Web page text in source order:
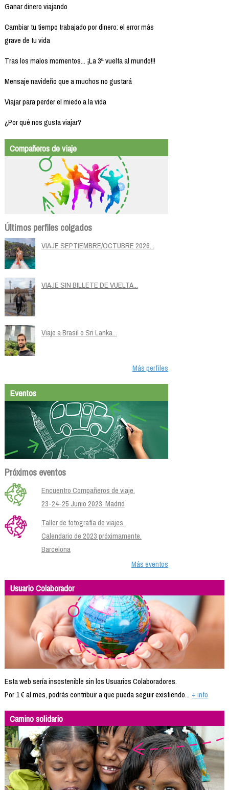
Ganar dinero viajando
Cambiar tu tiempo trabajado por dinero: el error más
grave de tu vida
Tras los malos momentos... ¡La 3ª vuelta al mundo!!!
Mensaje navideño que a muchos no gustará
Viajar para perder el miedo a la vida
¿Por qué nos gusta viajar?
Compañeros de viaje
Últimos perfiles colgados
VIAJE SEPTIEMBRE/OCTUBRE 2026...
VIAJE SIN BILLETE DE VUELTA...
Viaje a Brasil o Sri Lanka...
Más perfiles
Eventos
Próximos eventos
Encuentro Compañeros de viaje.
23-24-25 Junio 2023. Madrid
Taller de fotografía de viajes.
Calendario de 2023 próximamente.
Barcelona
Más eventos
Usuario Colaborador
Esta web sería insostenible sin los Usuarios Colaboradores.
Por 1 € al mes, podrás contribuir a que pueda seguir existiendo... + info
Camino solidario